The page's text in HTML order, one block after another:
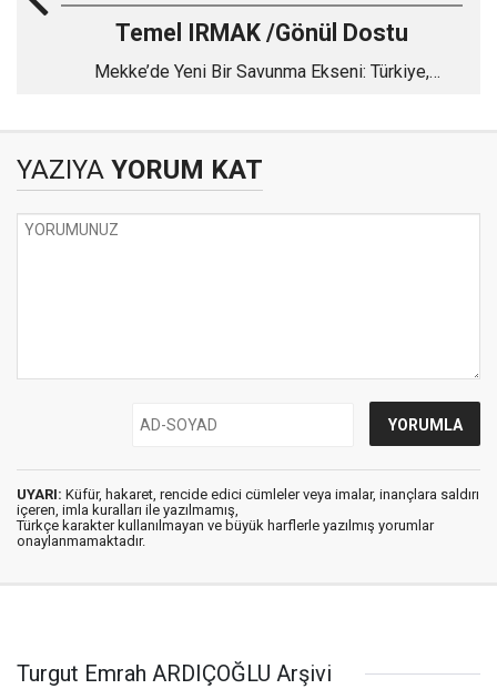
Temel IRMAK /Gönül Dostu
Mekke’de Yeni Bir Savunma Ekseni: Türkiye,
YAZIYA YORUM KAT
UYARI: Küfür, hakaret, rencide edici cümleler veya imalar, inançlara saldırı
içeren, imla kuralları ile yazılmamış,
Türkçe karakter kullanılmayan ve büyük harflerle yazılmış yorumlar
onaylanmamaktadır.
Turgut Emrah ARDIÇOĞLU Arşivi